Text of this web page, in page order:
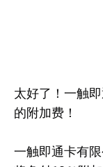
太好了！一触
的附加费！
一触即通卡有